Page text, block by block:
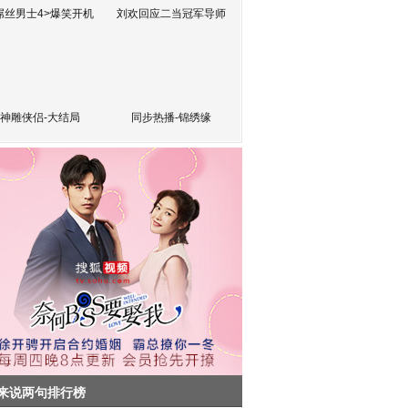
丝男士4>爆笑开机 刘欢回应二当冠军导师
神雕侠侣-大结局 同步热播-锦绣缘
说两句排行榜